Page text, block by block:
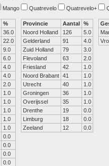
Mango Quatrevelo Quatrevelo+
%
36.0
22.0
9.0
6.0
4.0
4.0
2.0
1.0
1.0
1.0
1.0
1.0
0.0
0.0
0.0
0.0
Provincie Aantal %
Noord Holland
126
5.0
Gelderland
91
4.0
Zuid Holland
79
3.0
Flevoland
63
2.0
Friesland
42
1.0
Noord Brabant 41
1.0
Utrecht
40
1.0
Groningen
36
1.0
Overijssel
35
1.0
Drenthe
19
0.0
Limburg
18
0.0
Zeeland
12 0.0